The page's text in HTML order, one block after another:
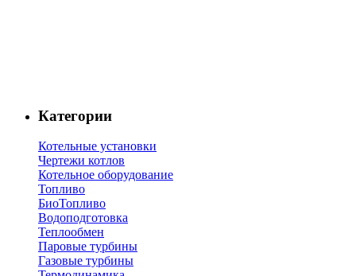
Категории
Котельные установки
Чертежи котлов
Котельное оборудование
Топливо
БиоТопливо
Водоподготовка
Теплообмен
Паровые турбины
Газовые турбины